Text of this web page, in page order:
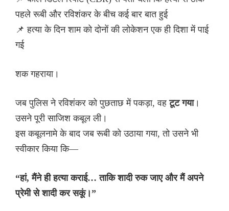
पहले रूबी और रविशंकर के बीच कई बार बात हुई
📌 हत्या के दिन शाम को दोनों की लोकेशन एक ही दिशा में पाई
गई
शक गहराया।
जब पुलिस ने रविशंकर को पुछताछ में पकड़ा, वहटूट गया।
उसने पूरी साजिश कबूल ली।
इस कबूलनामे के बाद जब रूबी को उठाया गया, तो उसने भी
स्वीकार किया कि—
“हां, मैंने ही हत्या कराई… ताकि शादी रुक जाए और मैं अपने
प्रेमी से शादी कर सकूं।”